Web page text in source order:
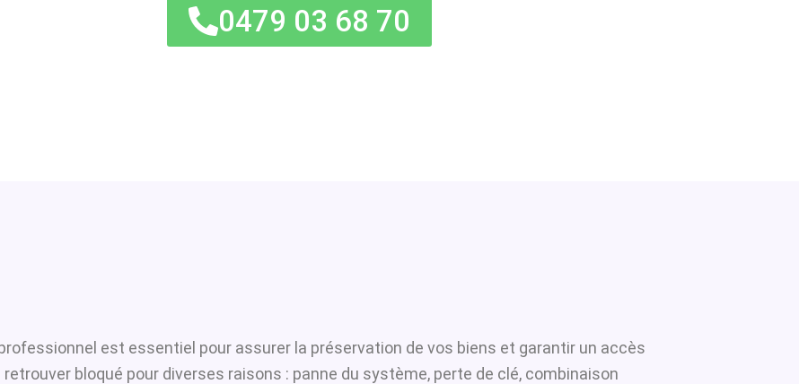
0479 03 68 70
est essentiel pour assurer la préservation de vos biens et garantir un accès
bloqué pour diverses raisons : panne du système, perte de clé, combinaison